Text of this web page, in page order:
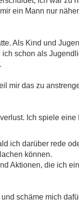
ein Mann nur
Als Kind und
ich schon als
mir das zu
Ich spiele eine
ich darüber rede
können.
Aktionen, die ich
schäme mich